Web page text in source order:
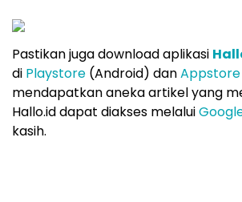
Pastikan juga download aplikasi
di Playstore (Android) danAppstore
mendapatkan aneka artikel yang
Hallo.id dapat diakses melalui
kasih.